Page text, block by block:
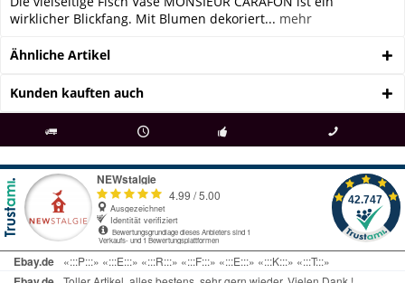
wirklicher Blickfang. Mit Blumen dekoriert... mehr
Ähnliche Artikel
Kunden kauften auch
ab € 69 Bestellwert seit 98 Jahren Fachgeschäft + telefonisch erreichbar
09497 1511